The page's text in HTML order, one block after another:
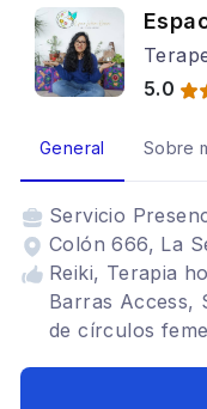
5.0
General Sobre
Servicio
Colón 666, La
Reiki, Terapia
Barras Access,
de círculos
bendiciones de